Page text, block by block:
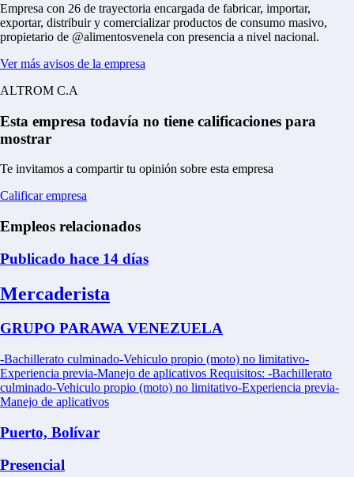
Empresa con 26 de trayectoria encargada de fabricar, importar,
exportar, distribuir y comercializar productos de consumo masivo,
propietario de @alimentosvenela con presencia a nivel nacional.
Ver más avisos de la empresa
ALTROM C.A
Esta empresa todavía no tiene calificaciones para
mostrar
Te invitamos a compartir tu opinión sobre esta empresa
Calificar empresa
Empleos relacionados
Publicado hace 14 días
Mercaderista
GRUPO PARAWA VENEZUELA
-Bachillerato culminado-Vehiculo propio (moto) no limitativo-
Experiencia previa-Manejo de aplicativos Requisitos: -Bachillerato
culminado-Vehiculo propio (moto) no limitativo-Experiencia previa-
Manejo de aplicativos
Puerto, Bolívar
Presencial